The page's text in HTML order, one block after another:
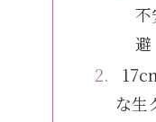
不
避
な生